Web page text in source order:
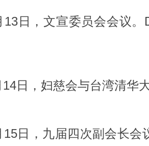
13日，文宣委员会会议
14日，妇慈会与台湾清华
15日，九届四次副会长会